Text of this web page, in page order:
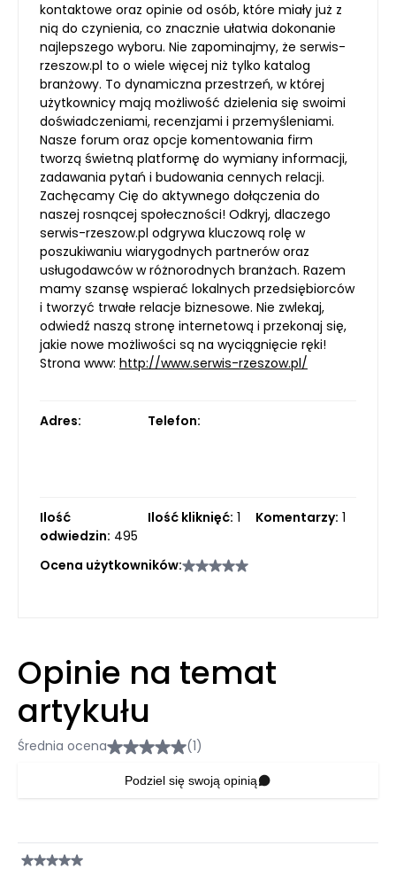
kontaktowe oraz opinie od osób, które miały już z
nią do czynienia, co znacznie ułatwia dokonanie
najlepszego wyboru. Nie zapominajmy, że serwis-
rzeszow.pl to o wiele więcej niż tylko katalog
branżowy. To dynamiczna przestrzeń, w której
użytkownicy mają możliwość dzielenia się swoimi
doświadczeniami, recenzjami i przemyśleniami.
Nasze forum oraz opcje komentowania firm
tworzą świetną platformę do wymiany informacji,
zadawania pytań i budowania cennych relacji.
Zachęcamy Cię do aktywnego dołączenia do
naszej rosnącej społeczności! Odkryj, dlaczego
serwis-rzeszow.pl odgrywa kluczową rolę w
poszukiwaniu wiarygodnych partnerów oraz
usługodawców w różnorodnych branżach. Razem
mamy szansę wspierać lokalnych przedsiębiorców
i tworzyć trwałe relacje biznesowe. Nie zwlekaj,
odwiedź naszą stronę internetową i przekonaj się,
jakie nowe możliwości są na wyciągnięcie ręki!
Strona www: http://www.serwis-rzeszow.pl/
Adres: Telefon:
Ilość
odwiedzin: 495
Ilość kliknięć: 1 Komentarzy: 1
Ocena użytkowników:
Opinie na temat
artykułu
Średnia ocena (1)
Podziel się swoją opinią